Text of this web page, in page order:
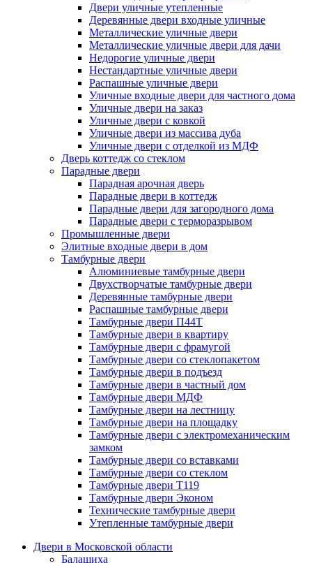
Двери уличные утепленные
Деревянные двери входные уличные
Металлические уличные двери
Металлические уличные двери для дачи
Недорогие уличные двери
Нестандартные уличные двери
Распашные уличные двери
Уличные входные двери для частного дома
Уличные двери на заказ
Уличные двери с ковкой
Уличные двери из массива дуба
Уличные двери с отделкой из МДФ
Дверь коттедж со стеклом
Парадные двери
Парадная арочная дверь
Парадные двери в коттедж
Парадные двери для загородного дома
Парадные двери с терморазрывом
Промышленные двери
Элитные входные двери в дом
Тамбурные двери
Алюминиевые тамбурные двери
Двухстворчатые тамбурные двери
Деревянные тамбурные двери
Распашные тамбурные двери
Тамбурные двери П44Т
Тамбурные двери в квартиру
Тамбурные двери с фрамугой
Тамбурные двери со стеклопакетом
Тамбурные двери в подъезд
Тамбурные двери в частный дом
Тамбурные двери МДФ
Тамбурные двери на лестницу
Тамбурные двери на площадку
Тамбурные двери с электромеханическим
замком
Тамбурные двери со вставками
Тамбурные двери со стеклом
Тамбурные двери Т119
Тамбурные двери Эконом
Технические тамбурные двери
Утепленные тамбурные двери
Двери в Московской области
Балашиха